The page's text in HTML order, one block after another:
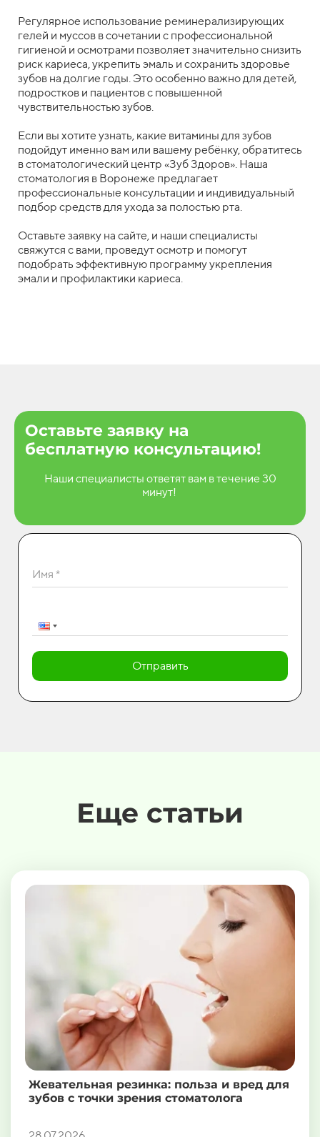
Регулярное использование реминерализирующих
гелей и муссов в сочетании с профессиональной
гигиеной и осмотрами позволяет значительно снизить
риск кариеса, укрепить эмаль и сохранить здоровье
зубов на долгие годы. Это особенно важно для детей,
подростков и пациентов с повышенной
чувствительностью зубов.
Если вы хотите узнать, какие витамины для зубов
подойдут именно вам или вашему ребёнку, обратитесь
в стоматологический центр «Зуб Здоров». Наша
стоматология в Воронеже предлагает
профессиональные консультации и индивидуальный
подбор средств для ухода за полостью рта.
Оставьте заявку на сайте, и наши специалисты
свяжутся с вами, проведут осмотр и помогут
подобрать эффективную программу укрепления
эмали и профилактики кариеса.
Оставьте заявку на
бесплатную консультацию!
Наши специалисты ответят вам в течение 30
минут!
Имя *
Отправить
Еще статьи
Жевательная резинка: польза и вред для
зубов с точки зрения стоматолога